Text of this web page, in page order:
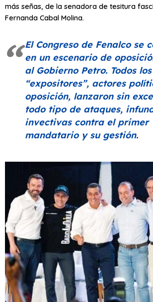
más señas, de la senadora de tesitura
Fernanda Cabal Molina.
El Congreso de Fenalco se
en un escenario de
al Gobierno Petro. Todos los
“expositores”, actores
oposición, lanzaron sin
todo tipo de ataques,
invectivas contra el primer
mandatario y su gestión.